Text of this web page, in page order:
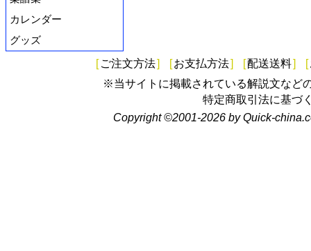
カレンダー
グッズ
[ ご注文方法] [お支払方法] [配送送料] [
※当サイトに掲載されている解説文など
特定商取引法に基づ
Copyright ©2001-2026 by Quick-